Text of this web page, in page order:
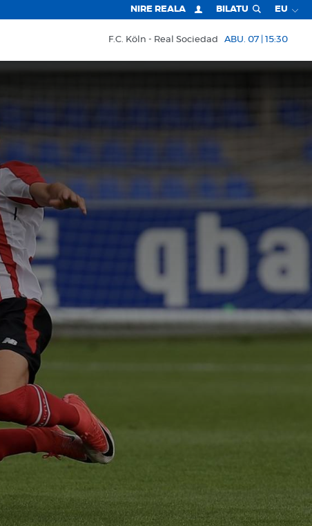
NIRE REALA BILATU EU
F.C. Köln Real Sociedad ABU. 07 | 15:30